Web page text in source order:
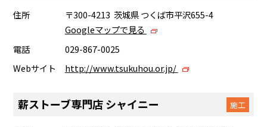
住所
〒300-4213 茨城県 つくば市平沢655-4
Googleマップで見る
電話
029-867-0025
Webサイト
http://www.tsukuhou.or.jp/
薪ストーブ専門店 シャイニー 施工